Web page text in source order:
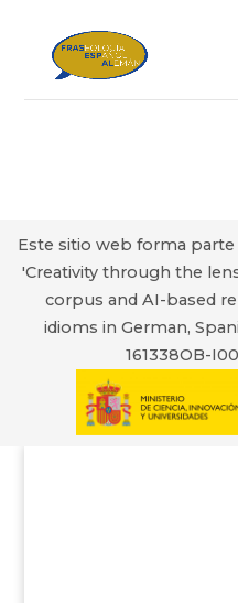
Este sitio web forma
'Creativity through the
corpus and AI-based
idioms in German,
161338OB-